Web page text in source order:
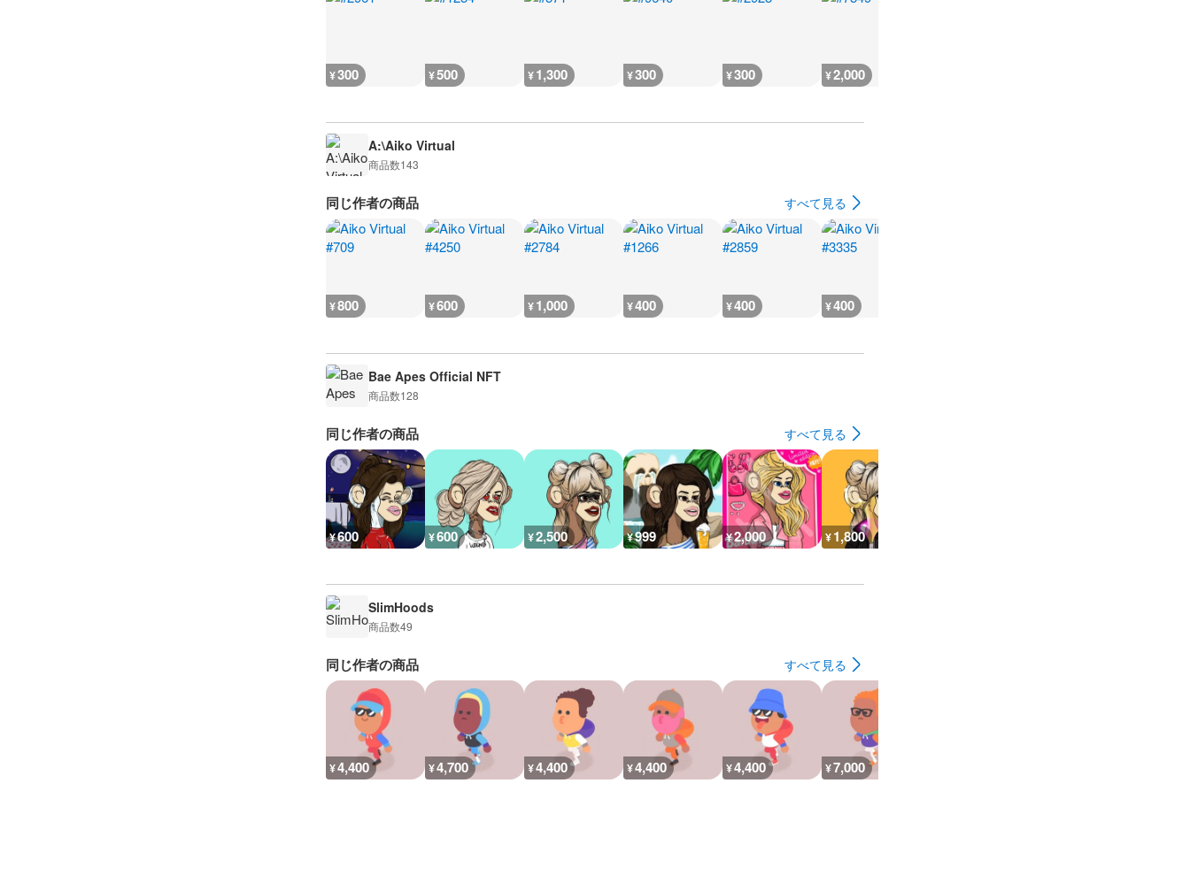
¥300 ¥500 ¥1,300 ¥300 ¥300 ¥2,000
A:\Aiko Virtual
商品数143
同じ作者の商品 すべて見る
¥800 ¥600 ¥1,000 ¥400 ¥400 ¥400
Bae Apes Official NFT
商品数128
同じ作者の商品 すべて見る
¥600 ¥600 ¥2,500 ¥999 ¥2,000 ¥1,800
SlimHoods
商品数49
同じ作者の商品 すべて見る
¥4,400 ¥4,700 ¥4,400 ¥4,400 ¥4,400 ¥7,000